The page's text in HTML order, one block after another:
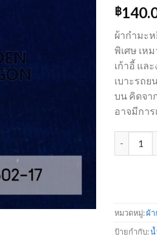
฿
ผ้ากำมะห
พิเศษ เห
เก้าอี้ แล
เบาะรถ
บน คิดจา
อาจมีกา
จำนวน ผ้า
หมวดหมู่:ผ้า
ป้ายกำกับ:น้